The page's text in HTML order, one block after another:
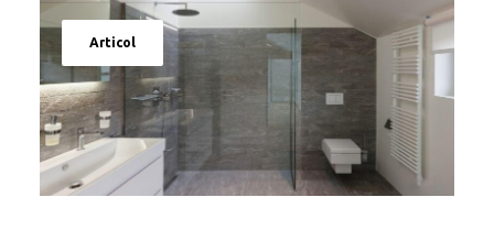
Articol